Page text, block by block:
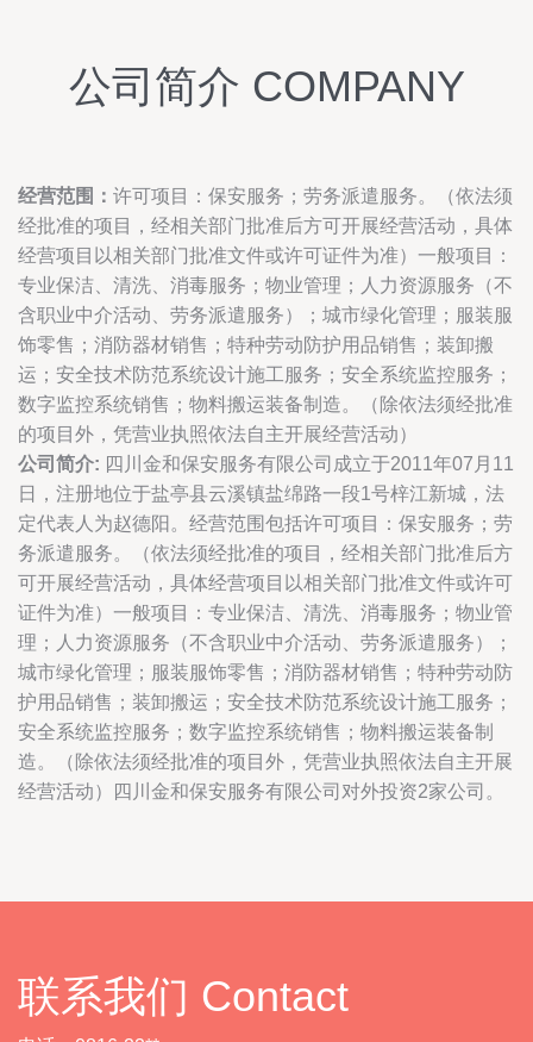
公司简介 COMPANY
经营范围： 许可项目：保安服务；劳务派遣服务。（依法须
经批准的项目，经相关部门批准后方可开展经营活动，具体
经营项目以相关部门批准文件或许可证件为准）一般项目：
专业保洁、清洗、消毒服务；物业管理；人力资源服务（不
含职业中介活动、劳务派遣服务）；城市绿化管理；服装服
饰零售；消防器材销售；特种劳动防护用品销售；装卸搬
运；安全技术防范系统设计施工服务；安全系统监控服务；
数字监控系统销售；物料搬运装备制造。（除依法须经批准
的项目外，凭营业执照依法自主开展经营活动）
公司简介: 四川金和保安服务有限公司成立于2011年07月11
日，注册地位于盐亭县云溪镇盐绵路一段1号梓江新城，法
定代表人为赵德阳。经营范围包括许可项目：保安服务；劳
务派遣服务。（依法须经批准的项目，经相关部门批准后方
可开展经营活动，具体经营项目以相关部门批准文件或许可
证件为准）一般项目：专业保洁、清洗、消毒服务；物业管
理；人力资源服务（不含职业中介活动、劳务派遣服务）；
城市绿化管理；服装服饰零售；消防器材销售；特种劳动防
护用品销售；装卸搬运；安全技术防范系统设计施工服务；
安全系统监控服务；数字监控系统销售；物料搬运装备制
造。（除依法须经批准的项目外，凭营业执照依法自主开展
经营活动）四川金和保安服务有限公司对外投资2家公司。
联系我们 Contact